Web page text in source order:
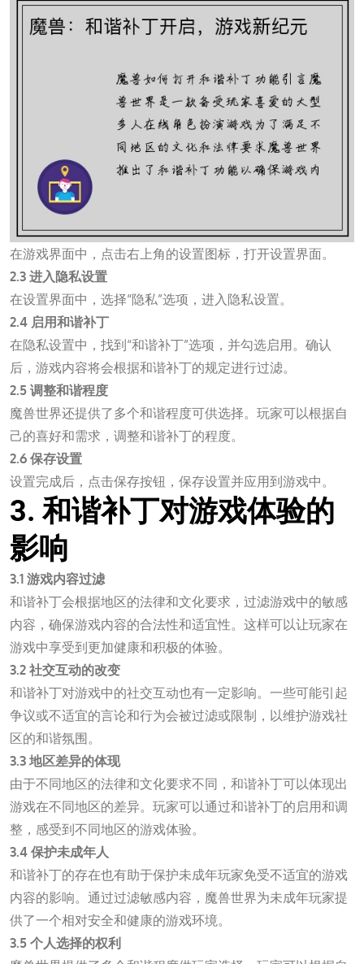
在游戏界面中，点击右上角的设置图标，打开设置界面。
2.3 进入隐私设置
在设置界面中，选择“隐私”选项，进入隐私设置。
2.4 启用和谐补丁
在隐私设置中，找到“和谐补丁”选项，并勾选启用。确认
后，游戏内容将会根据和谐补丁的规定进行过滤。
2.5 调整和谐程度
魔兽世界还提供了多个和谐程度可供选择。玩家可以根据自
己的喜好和需求，调整和谐补丁的程度。
2.6 保存设置
设置完成后，点击保存按钮，保存设置并应用到游戏中。
3. 和谐补丁对游戏体验的
影响
3.1 游戏内容过滤
和谐补丁会根据地区的法律和文化要求，过滤游戏中的敏感
内容，确保游戏内容的合法性和适宜性。这样可以让玩家在
游戏中享受到更加健康和积极的体验。
3.2 社交互动的改变
和谐补丁对游戏中的社交互动也有一定影响。一些可能引起
争议或不适宜的言论和行为会被过滤或限制，以维护游戏社
区的和谐氛围。
3.3 地区差异的体现
由于不同地区的法律和文化要求不同，和谐补丁可以体现出
游戏在不同地区的差异。玩家可以通过和谐补丁的启用和调
整，感受到不同地区的游戏体验。
3.4 保护未成年人
和谐补丁的存在也有助于保护未成年玩家免受不适宜的游戏
内容的影响。通过过滤敏感内容，魔兽世界为未成年玩家提
供了一个相对安全和健康的游戏环境。
3.5 个人选择的权利